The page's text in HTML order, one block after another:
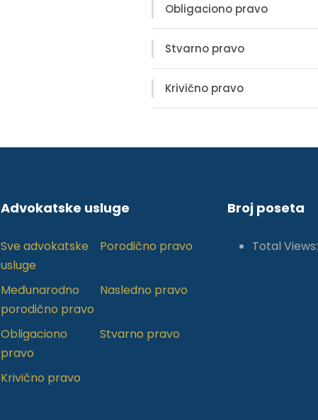
Obligaciono pravo
Stvarno pravo
Krivično pravo
Advokatske usluge
Sve advokatske
usluge
Porodično pravo
Međunarodno
porodično pravo
Nasledno pravo
Obligaciono
pravo
Stvarno pravo
Krivično pravo
Broj poseta
Total Views: